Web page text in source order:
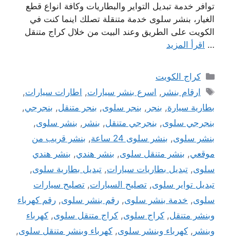
توافر خدمة تبديل التواير والبطاريات وكافة انواع قطع
الغيار، بنشر سلوى خدمة متنقلة تصلك اينما كنت في
الكويت على الطريق وعند البيت من خلال كراج متنقل
… اقرأ المزيد
التصنيفات
كراج الكويت
الوسوم
ارقام بنشر , اسرع بنشر سيارات, اطارات سيارات,
بطارية سيارة, بنجر , بنجر سلوى, بنجر متنقل, بنجرجي,
بنجرجي سلوى, بنجرجي متنقل, بنشر , بنشر سلوى,
بنشر سلوى, بنشر سلوى 24 ساعة , بنشر قريب من
موقعي, بنشر متنقل سلوى, بنشر هندي, بنشر هندي
سلوى, تبديل بطاريات سيارات, تبديل بطارية سلوى,
تبديل تواير سلوى, تصليح السيارات, تصليح سيارات
سلوى, خدمة بنشر سلوى, رقم بنشر سلوى, رقم كهرباء
وبنشر متنقل, كراج سلوى, كراج متنقل سلوى, كهرباء
وبنشر , كهرباء وبنشر سلوى, كهرباء وبنشر متنقل سلوى,